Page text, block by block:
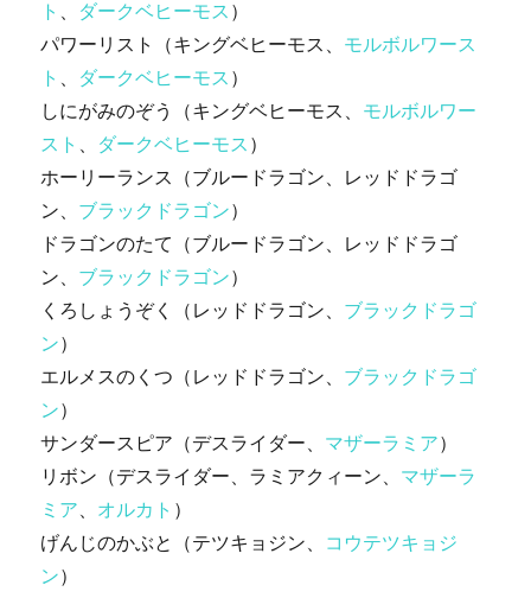
ト
ダークベヒーモス ）
パワーリスト（キングベヒーモス、 モルボルワース
ト
ダークベヒーモス ）
しにがみのぞう（キングベヒーモス、 モルボルワー
スト
ダークベヒーモス ）
ホーリーランス（ブルードラゴン、レッドドラゴ
ン、 ブラックドラゴン）
ドラゴンのたて（ブルードラゴン、レッドドラゴ
ン、 ブラックドラゴン）
くろしょうぞく（レッドドラゴン、 ブラックドラゴ
ン）
エルメスのくつ（レッドドラゴン、 ブラックドラゴ
ン）
サンダースピア（デスライダー、 マザーラミア）
リボン（デスライダー、ラミアクィーン、 マザーラ
ミア
オルカト ）
げんじのかぶと（テツキョジン、 コウテツキョジ
ン）